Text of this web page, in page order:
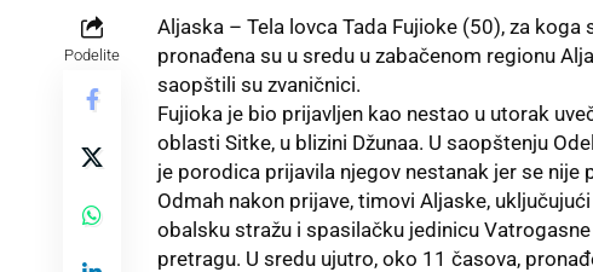
Podelite
Aljaska – Tela lovca Tada Fujioke (50), za
pronađena su u sredu u zabačenom regionu
saopštili su zvaničnici.
Fujioka je bio prijavljen kao nestao u utorak
oblasti Sitke, u blizini Džunaa. U saopštenju
je porodica prijavila njegov nestanak jer se nije
Odmah nakon prijave, timovi Aljaske,
obalsku stražu i spasilačku jedinicu
pretragu. U sredu ujutro, oko 11 časova,